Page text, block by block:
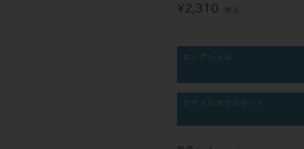
¥2,310 税込
エッグシェル
エナメルボウルセット